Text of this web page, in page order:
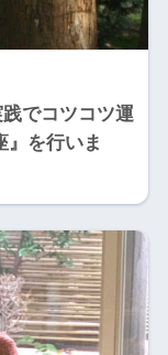
践でコツコツ運
』を行いま